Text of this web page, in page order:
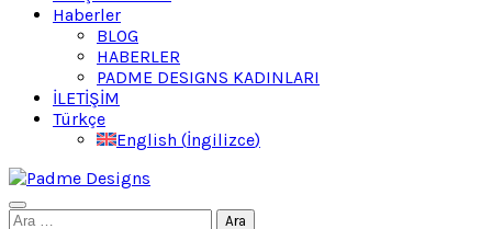
Haberler
BLOG
HABERLER
PADME DESIGNS KADINLARI
İLETİŞİM
Türkçe
English (İngilizce)
Search
Arama: